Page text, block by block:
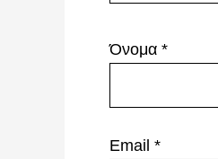
Όνομα *
Email *